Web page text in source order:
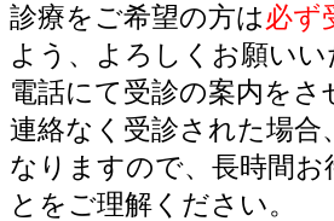
診療をご希望の方は必ず
よう、よろしくお願いい
電話にて受診の案内を
連絡なく受診された場
なりますので、長時間
とをご理解ください。